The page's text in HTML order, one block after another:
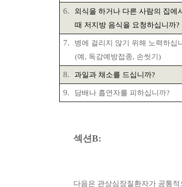
6.
외식을 하거나 다른 사람의 집에
때 저지방 음식을 요청하십니까?
7. 병에 걸리지 않기 위해 노력하십
(예 , 독감예방접종, 손씻기)
8. 과일과 채소를 드십니까?
9. 담배나 흡연자를 피하십니까?
섹션B:
다음은 관상심장질환자가 공통